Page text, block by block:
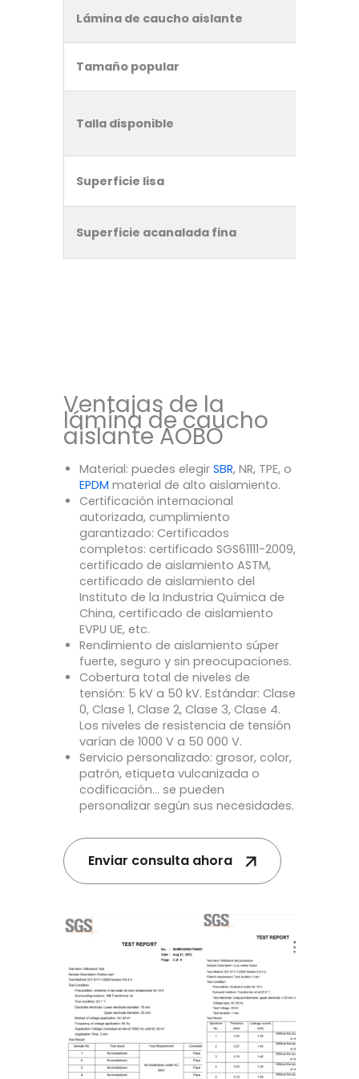
Lámina de caucho aislante
Tamaño popular
Talla disponible
Superficie lisa
Superficie acanalada fina
Ventajas de la
lámina de caucho
aislante AOBO
Material: puedes elegir SBR, NR, TPE, o
EPDM material de alto aislamiento.
Certificación internacional
autorizada, cumplimiento
garantizado: Certificados
completos: certificado SGS61111-2009,
certificado de aislamiento ASTM,
certificado de aislamiento del
Instituto de la Industria Química de
China, certificado de aislamiento
EVPU UE, etc.
Rendimiento de aislamiento súper
fuerte, seguro y sin preocupaciones.
Cobertura total de niveles de
tensión: 5 kV a 50 kV. Estándar: Clase
0, Clase 1, Clase 2, Clase 3, Clase 4.
Los niveles de resistencia de tensión
varían de 1000 V a 50 000 V.
Servicio personalizado: grosor, color,
patrón, etiqueta vulcanizada o
codificación… se pueden
personalizar según sus necesidades.
Enviar consulta ahora